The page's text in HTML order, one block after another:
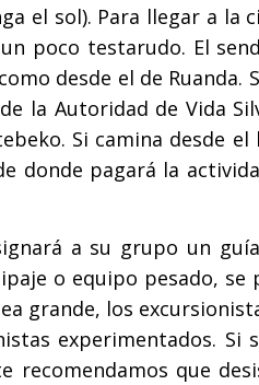
el sol). Para llegar a la
poco testarudo. El
desde el de Ruanda.
la Autoridad de Vida
Si camina desde
donde pagará la
a su grupo un
o equipo pesado,
grande, los
experimentados. Si
recomendamos que